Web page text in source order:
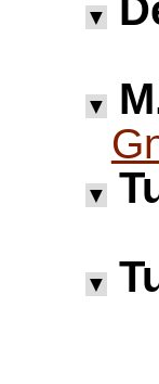
▼
▼
▼
▼